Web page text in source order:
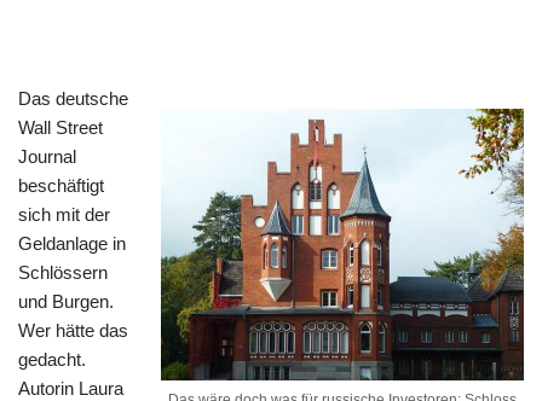
Das deutsche
Wall Street
Journal
beschäftigt
sich mit der
Geldanlage in
Schlössern
und Burgen.
Wer hätte das
gedacht.
Autorin Laura